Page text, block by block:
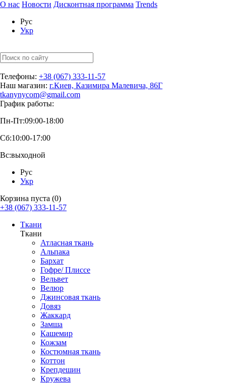
О нас Новости Дисконтная программа Trends
Рус
Укр
Телефоны: +38 (067) 333-11-57
Наш магазин: г.Киев, Казимира Малевича, 86Г
tkanynycom@gmail.com
График работы:
Пн-Пт:09:00-18:00
Сб:10:00-17:00
Вс:выходной
Рус
Укр
Корзина пуста (0)
+38 (067) 333-11-57
Ткани
Ткани
Атласная ткань
Альпака
Бархат
Гофре/ Плиссе
Вельвет
Велюр
Джинсовая ткань
Довяз
Жаккард
Замша
Кашемир
Кожзам
Костюмная ткань
Коттон
Крепдешин
Кружева